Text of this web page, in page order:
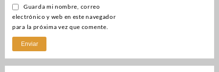
Guarda mi nombre, correo
electrónico y web en este navegador
para la próxima vez que comente.